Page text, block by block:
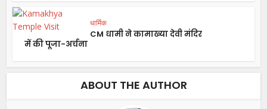
धार्मिक
CM धामी ने कामाख्या देवी मंदिर
में की पूजा-अर्चना
ABOUT THE AUTHOR